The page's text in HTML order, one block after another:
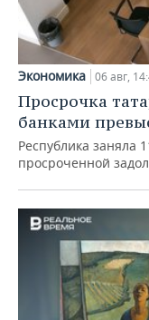
Экономика 06 авг,
Просрочка
банками
Республика заняла
просроченной